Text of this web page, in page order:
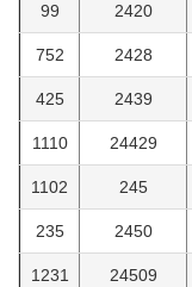
99 2420
752 2428
425 2439
1110 24429
1102 245
235 2450
1231 24509